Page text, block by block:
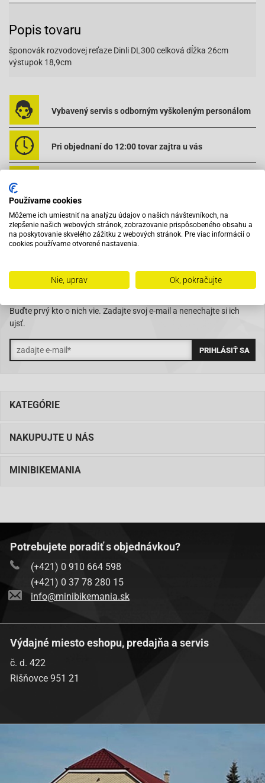
Popis tovaru
šponovák rozvodovej reťaze Dinli DL300 celková dĺžka 26cm
výstupok 18,9cm
Vybavený servis s odborným vyškoleným personálom
Pri objednaní do 12:00 tovar zajtra u vás
Skladom 11288 položiek
ZĽAVY, AKCIE, NOVINKY?
Buďte prvý kto o nich vie. Zadajte svoj e-mail a nenechajte si ich
ujsť.
KATEGÓRIE
NAKUPUJTE U NÁS
MINIBIKEMANIA
Potrebujete poradiť s objednávkou?
(+421) 0 910 664 598
(+421) 0 37 78 280 15
info@minibikemania.sk
Výdajné miesto eshopu, predajňa a servis
č. d. 422
Rišňovce 951 21
Používame cookies
Môžeme ich umiestniť na analýzu údajov o našich návštevníkoch, na
zlepšenie našich webových stránok, zobrazovanie prispôsobeného obsahu a
na poskytovanie skvelého zážitku z webových stránok. Pre viac informácií o
cookies používame otvorené nastavenia.
Nie, uprav Ok, pokračujte